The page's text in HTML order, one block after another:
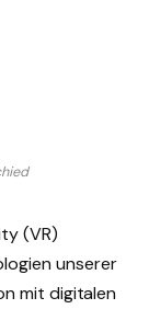
(VR)
unserer
mit digitalen